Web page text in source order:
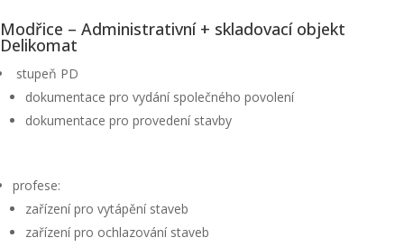
Modřice – Administrativní + skladovací objekt
Delikomat
stupeň PD
dokumentace pro vydání společného povolení
dokumentace pro provedení stavby
profese:
zařízení pro vytápění staveb
zařízení pro ochlazování staveb